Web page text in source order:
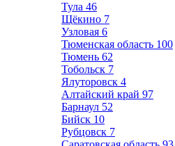
Тула 46
Щёкино 7
Узловая 6
Тюменская область 100
Тюмень 62
Тобольск 7
Ялуторовск 4
Алтайский край 97
Барнаул 52
Бийск 10
Рубцовск 7